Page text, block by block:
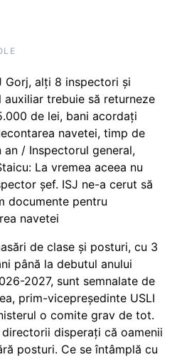
Gorj, alți 8 inspectori și
auxiliar trebuie să returneze
de lei, bani acordați
navetei, timp de
an / Inspectorul general,
La vremea aceea nu
șef. ISJ ne-a cerut să
documente pentru
navetei
de clase și posturi, cu 3
până la debutul anului
2027, sunt semnalate de
prim-vicepreședinte USLI
o comite grav de tot.
directorii disperați că oamenii
posturi. Ce se întâmplă cu